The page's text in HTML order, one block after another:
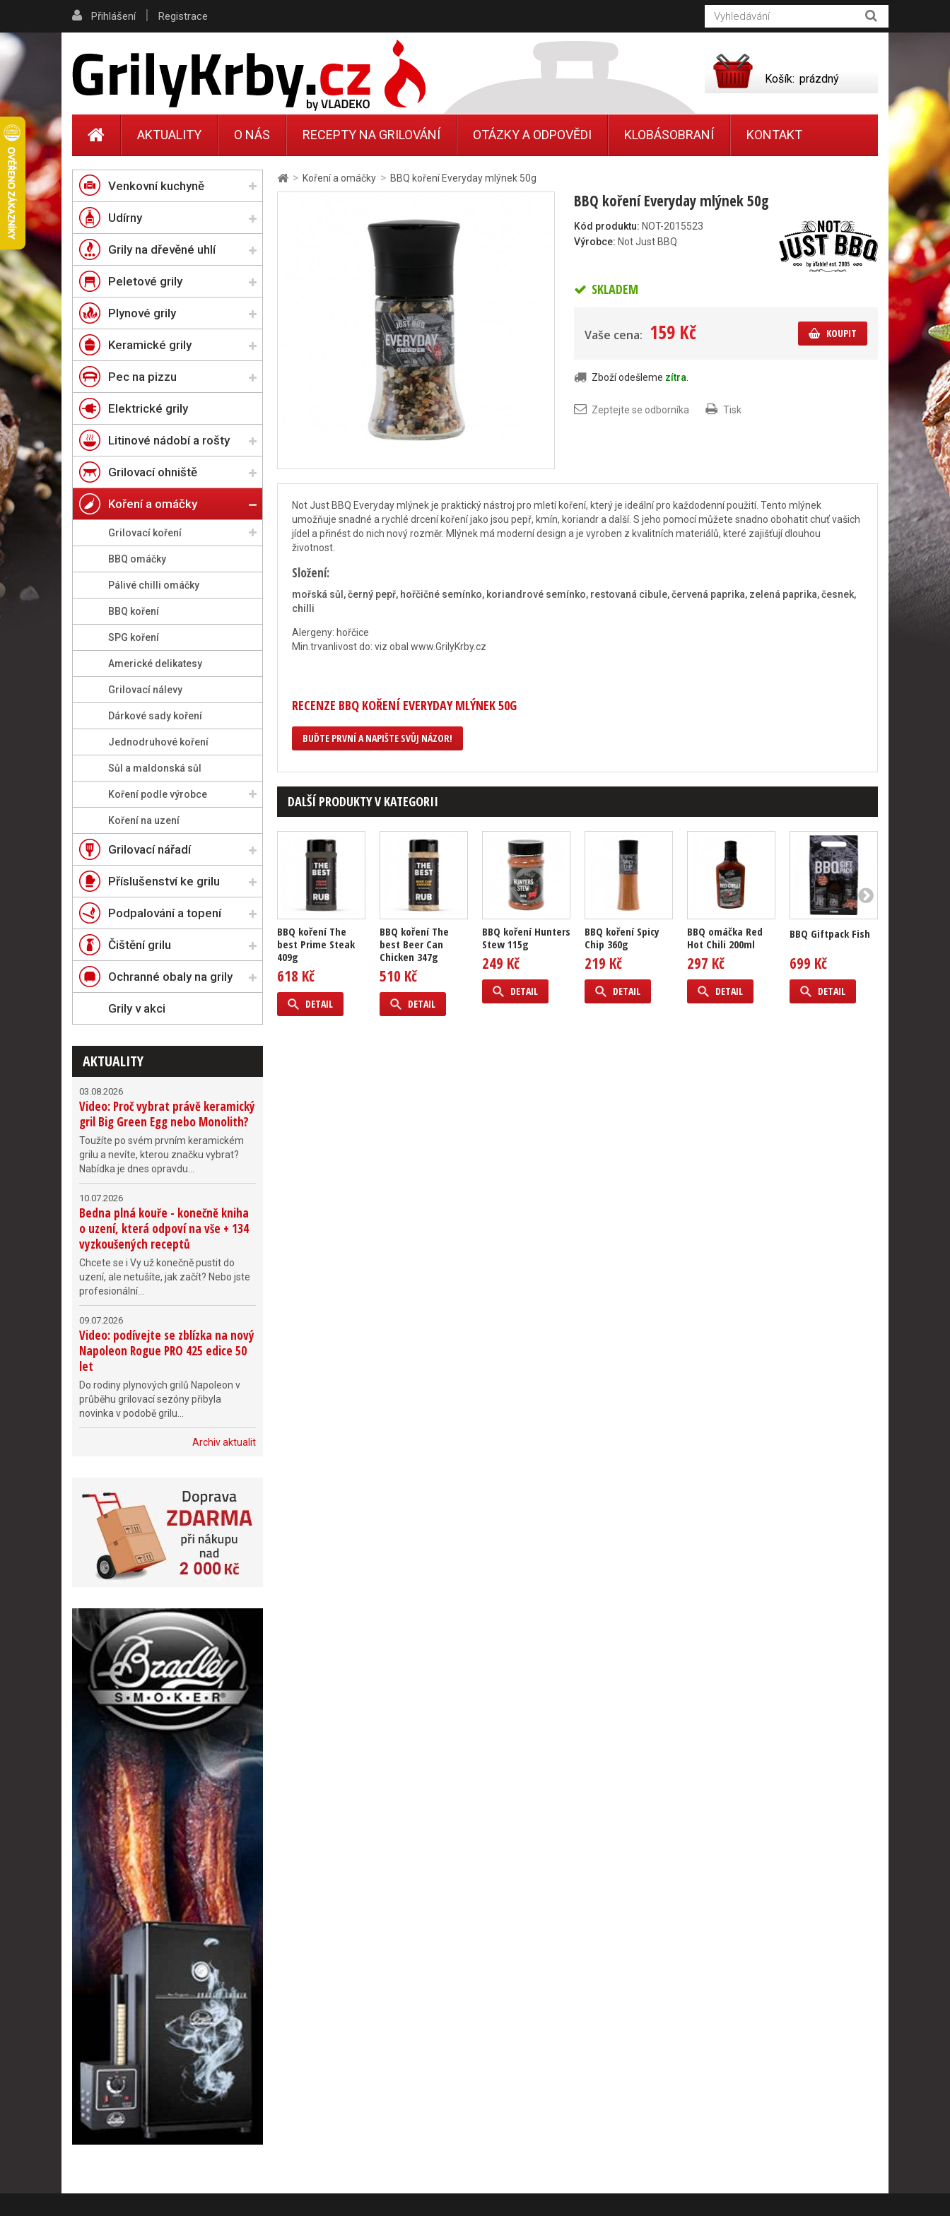
> Koření a omáčky > BBQ koření Everyday mlýnek 50g
BBQ koření Everyday mlýnek 50g
Kód produktu: NOT-2015523
Výrobce: Not Just BBQ
SKLADEM
Vaše cena: 159 Kč KOUPIT
Zboží odešleme zítra
Zeptejte se odborníka Tisk
Not Just BBQ Everyday mlýnek je praktický nástroj pro mletí koření, který je ideální pro každodenní použití. Tento mlýnek
umožňuje snadné a rychlé drcení koření jako jsou pepř, kmín, koriandr a další. S jeho pomocí můžete snadno obohatit chuť vašich
jídel a přinést do nich nový rozměr. Mlýnek má moderní design a je vyroben z kvalitních materiálů, které zajišťují dlouhou
životnost.
Složení:
mořská sůl, černý pepř, hořčičné semínko, koriandrové semínko, restovaná cibule, červená paprika, zelená paprika, česnek,
chilli
Alergeny: hořčice
Min.trvanlivost do: viz obal www.GrilyKrby.cz
RECENZE BBQ KOŘENÍ EVERYDAY MLÝNEK 50G
BUĎTE PRVNÍ A NAPIŠTE SVŮJ NÁZOR!
DALŠÍ PRODUKTY V KATEGORII
BBQ koření The
best Prime Steak
409g
618 Kč
DETAIL
BBQ koření The
best Beer Can
Chicken 347g
510 Kč
DETAIL
BBQ koření Hunters
Stew 115g
249 Kč
DETAIL
BBQ koření Spicy
Chip 360g
219 Kč
DETAIL
BBQ omáčka Red
Hot Chili 200ml
297 Kč
DETAIL
BBQ Giftpack Fish
699 Kč
DETAIL
Venkovní kuchyně
Udírny
Grily na dřevěné uhlí
Peletové grily
Plynové grily
Keramické grily
Pec na pizzu
Elektrické grily
Litinové nádobí a rošty
Grilovací ohniště
Koření a omáčky
Grilovací koření
BBQ omáčky
Pálivé chilli omáčky
BBQ koření
SPG koření
Americké delikatesy
Grilovací nálevy
Dárkové sady koření
Jednodruhové koření
Sůl a maldonská sůl
Koření podle výrobce
Koření na uzení
Grilovací nářadí
Příslušenství ke grilu
Podpalování a topení
Čištění grilu
Ochranné obaly na grily
Grily v akci
AKTUALITY
03.08.2026
Video: Proč vybrat právě keramický
gril Big Green Egg nebo Monolith?
Toužíte po svém prvním keramickém
grilu a nevíte, kterou značku vybrat?
Nabídka je dnes opravdu...
10.07.2026
Bedna plná kouře - konečně kniha
o uzení, která odpoví na vše + 134
vyzkoušených receptů
Chcete se i Vy už konečně pustit do
uzení, ale netušíte, jak začít? Nebo jste
profesionální...
09.07.2026
Video: podívejte se zblízka na nový
Napoleon Rogue PRO 425 edice 50
let
Do rodiny plynových grilů Napoleon v
průběhu grilovací sezóny přibyla
novinka v podobě grilu...
Archiv aktualit
Přihlášení | Registrace
Košík: prázdný
AKTUALITY O NÁS RECEPTY NA GRILOVÁNÍ OTÁZKY A ODPOVĚDI KLOBÁSOBRANÍ KONTAKT